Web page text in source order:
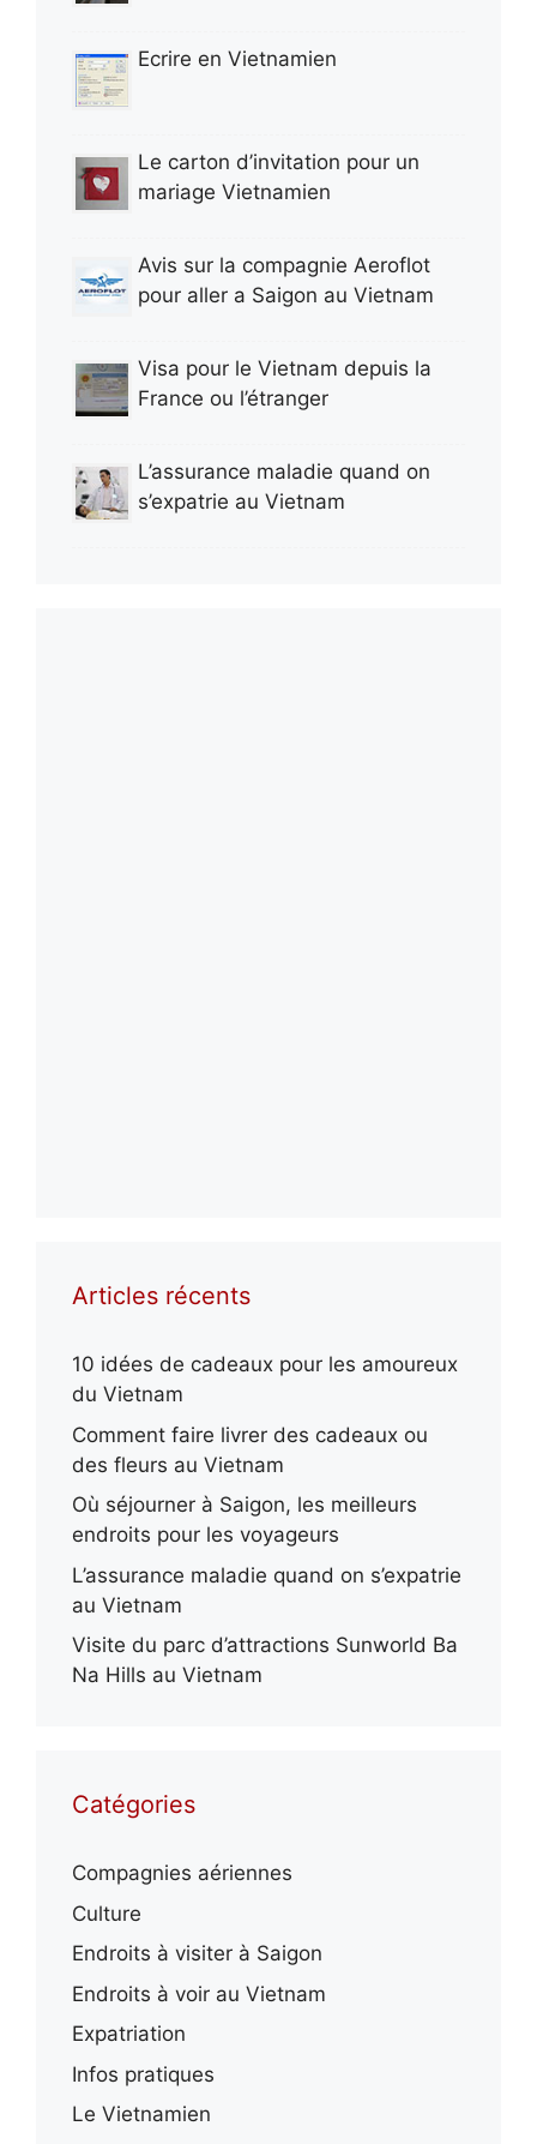
Ecrire en Vietnamien
Le carton d’invitation pour un
mariage Vietnamien
Avis sur la compagnie Aeroflot
pour aller a Saigon au Vietnam
Visa pour le Vietnam depuis la
France ou l’étranger
L’assurance maladie quand on
s’expatrie au Vietnam
Articles récents
10 idées de cadeaux pour les amoureux
du Vietnam
Comment faire livrer des cadeaux ou
des fleurs au Vietnam
Où séjourner à Saigon, les meilleurs
endroits pour les voyageurs
L’assurance maladie quand on s’expatrie
au Vietnam
Visite du parc d’attractions Sunworld Ba
Na Hills au Vietnam
Catégories
Compagnies aériennes
Culture
Endroits à visiter à Saigon
Endroits à voir au Vietnam
Expatriation
Infos pratiques
Le Vietnamien